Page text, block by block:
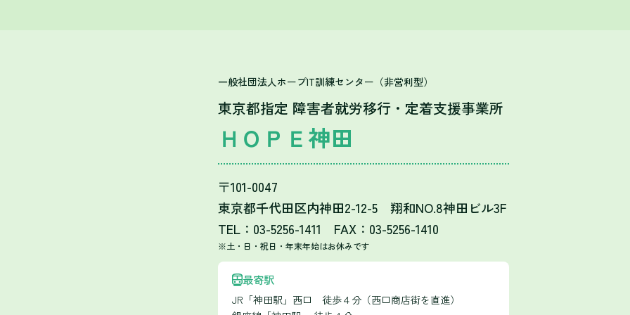
一般社団法人ホープIT訓練センター（非営利型）
東京都指定 障害者就労移行・定着支援事業所
ＨＯＰＥ神田
〒101-0047
東京都千代田区内神田2-12-5 翔和NO.8神田ビル3F
TEL：03-5256-1411 FAX：03-5256-1410
※土・日・祝日・年末年始はお休みです
最寄駅
JR「神田駅」西口 徒歩４分（西口商店街を直進）